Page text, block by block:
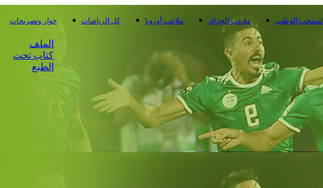
المنتخب الوطني ملاعب الجزائر ملاعب أوروبا كل الرياضات حوار وتصريحات
الملف
كتاب تحت
الطبع